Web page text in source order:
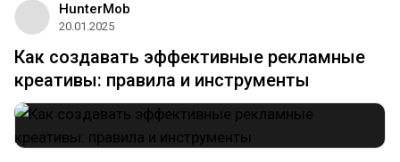
HunterMob
20.01.2025
Как создавать эффективные рекламные
креативы: правила и инструменты